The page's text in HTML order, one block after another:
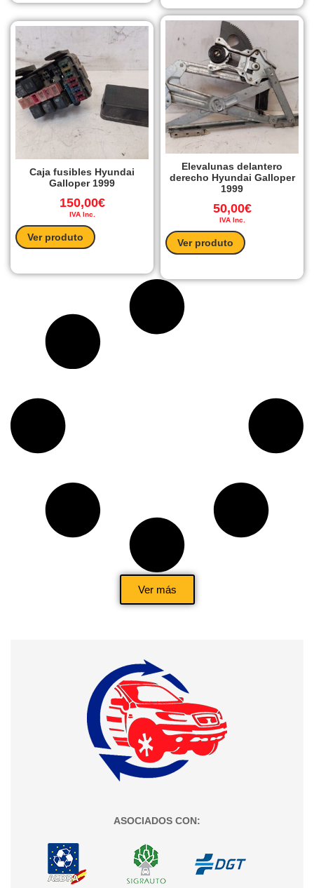
Caja fusibles Hyundai
Galloper 1999
150,00€
IVA Inc.
Ver produto
Elevalunas delantero
derecho Hyundai Galloper
1999
50,00€
IVA Inc.
Ver produto
Ver más
ASOCIADOS CON: